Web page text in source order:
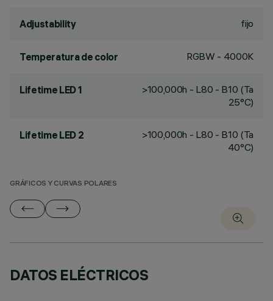
Adjustability fijo
Temperatura de color RGBW - 4000K
Lifetime LED 1
>100,000h - L80 - B10 (Ta
25°C)
Lifetime LED 2
>100,000h - L80 - B10 (Ta
40°C)
GRÁFICOS Y CURVAS POLARES
DATOS ELÉCTRICOS